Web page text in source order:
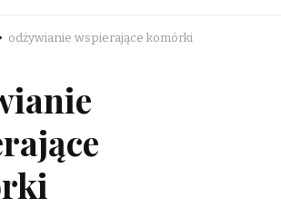
odżywianie wspierające komórki